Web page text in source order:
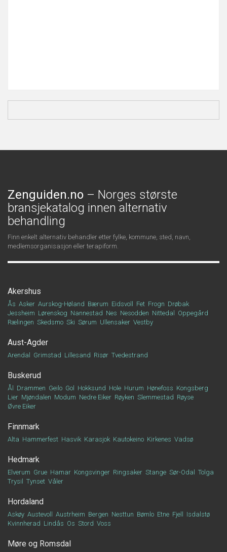
Zenguiden.no – Norges største
bransjekatalog innen alternativ
behandling
Finn enkelt alternativ behandler etter fylke, kommune, sted, navn,
medlemsorganisasjon eller terapiform.
Akershus
Ås Asker Aurskog-Høland Bærum Eidsvoll Fet Frogn Drøbak
Jessheim Lørenskog Nannestad Nes Nesodden Nittedal
Oppegård
Rælingen Skedsmo Ski Sørum Ullensaker Vestby
Aust-Agder
Arendal Grimstad Lillesand Risør Tvedestrand
Buskerud
Ål Drammen Geilo Gol Hokksund Hole Hurum Hønefoss Kongsberg
Lier Mjøndalen Modum Nedre Eiker Røyken Slemmestad Røyse
Øvre Eiker
Finnmark
Alta Hammerfest Hasvik Karasjok Kautokeino Kirkenes Vadsø
Hedmark
Elverum Grue Hamar Kongsvinger Ringsaker Stange Sør-Odal
Tolga
Trysil
Tynset Våler
Hordaland
Askøy Austevoll Austrheim Bergen Nesttun Bømlo Etne Fjell
Isdalstø
Kvinnherad Lindås Os Stord Voss
Møre og Romsdal